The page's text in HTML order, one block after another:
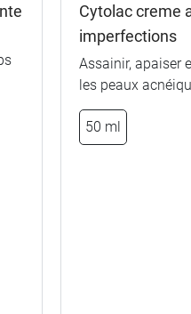
Cytolac creme
imperfections
Assainir, apaiser
les peaux
50 ml